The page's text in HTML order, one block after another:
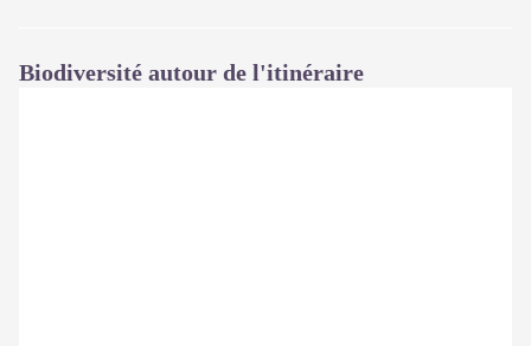
Biodiversité autour de l'itinéraire